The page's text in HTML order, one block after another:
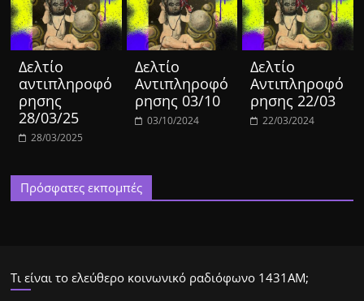
Δελτίο
αντιπληροφό
ρησης
28/03/25
28/03/2025
Δελτίο
Αντιπληροφό
ρησης 03/10
03/10/2024
Δελτίο
Αντιπληροφό
ρησης 22/03
22/03/2024
Πρόσφατες εκπομπές
Τι είναι το ελεύθερο κοινωνικό ραδιόφωνο 1431ΑΜ;